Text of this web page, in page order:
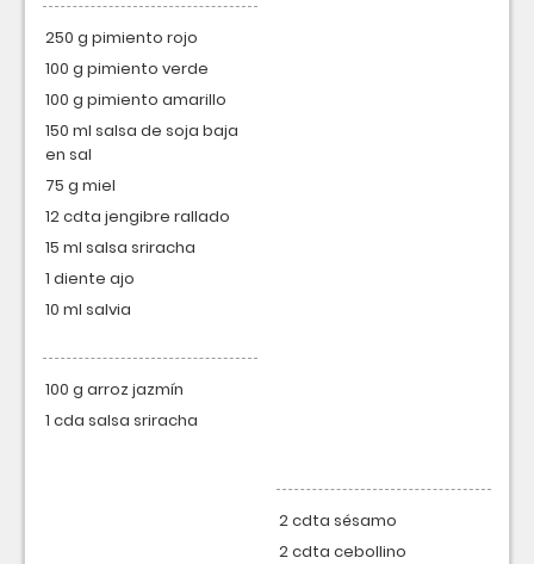
250 g pimiento rojo
100 g pimiento verde
100 g pimiento amarillo
150 ml salsa de soja baja
en sal
75 g miel
12 cdta jengibre rallado
15 ml salsa sriracha
1 diente ajo
10 ml salvia
100 g arroz jazmín
1 cda salsa sriracha
2 cdta sésamo
2 cdta cebollino